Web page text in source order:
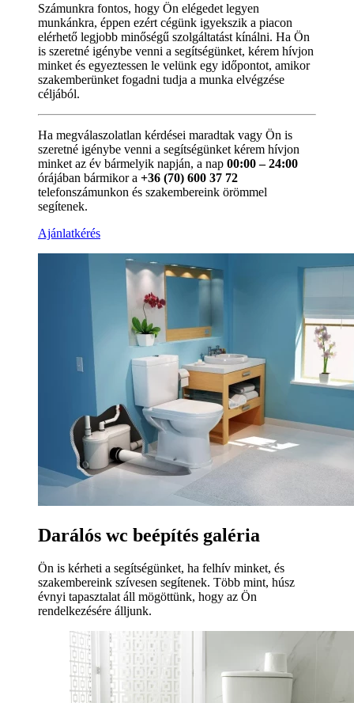
Számunkra fontos, hogy Ön elégedet legyen
munkánkra, éppen ezért cégünk igyekszik a piacon
elérhető legjobb minőségű szolgáltatást kínálni. Ha Ön
is szeretné igénybe venni a segítségünket, kérem hívjon
minket és egyeztessen le velünk egy időpontot, amikor
szakemberünket fogadni tudja a munka elvégzése
céljából.
Ha megválaszolatlan kérdései maradtak vagy Ön is
szeretné igénybe venni a segítségünket kérem hívjon
minket az év bármelyik napján, a nap 00:00 – 24:00
órájában bármikor a +36 (70) 600 37 72
telefonszámunkon és szakembereink örömmel
segítenek.
Ajánlatkérés
Darálós wc beépítés galéria
Ön is kérheti a segítségünket, ha felhív minket, és
szakembereink szívesen segítenek. Több mint, húsz
évnyi tapasztalat áll mögöttünk, hogy az Ön
rendelkezésére álljunk.